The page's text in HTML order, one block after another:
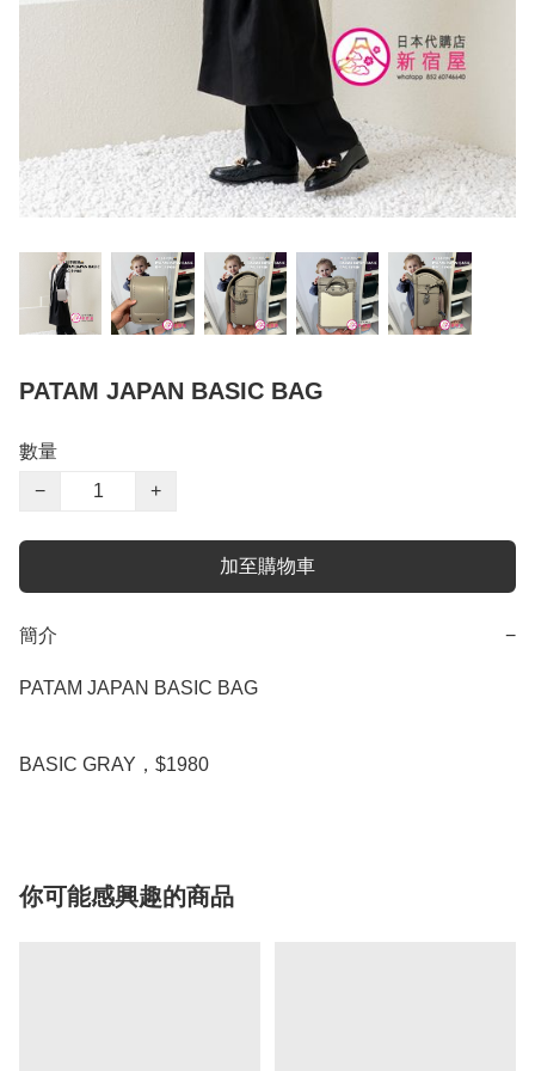
PATAM JAPAN BASIC BAG
數量
−
+
加至購物車
簡介 −
PATAM JAPAN BASIC BAG
BASIC GRAY，$1980
你可能感興趣的商品